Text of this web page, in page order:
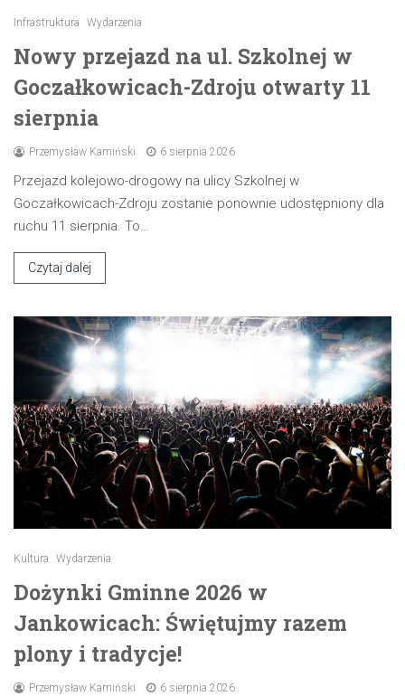
Infrastruktura Wydarzenia
Nowy przejazd na ul. Szkolnej w
Goczałkowicach-Zdroju otwarty 11
sierpnia
Przemysław Kamiński 6 sierpnia 2026
Przejazd kolejowo-drogowy na ulicy Szkolnej w
Goczałkowicach-Zdroju zostanie ponownie udostępniony dla
ruchu 11 sierpnia. To…
Czytaj dalej
Kultura Wydarzenia
Dożynki Gminne 2026 w
Jankowicach: Świętujmy razem
plony i tradycje!
Przemysław Kamiński 6 sierpnia 2026